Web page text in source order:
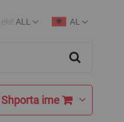
Lekë ALL
Language
AL
Shporta ime